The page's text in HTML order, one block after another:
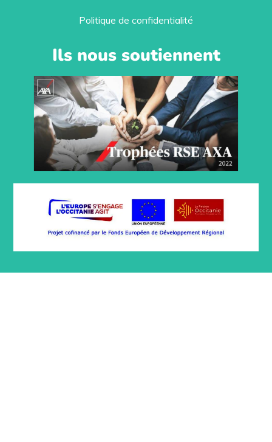
Politique de confidentialité
Ils nous soutiennent